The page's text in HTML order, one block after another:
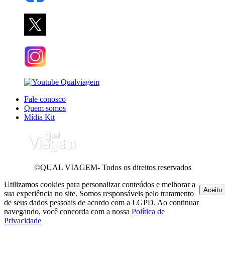
Fale conosco
Quem somos
Mídia Kit
©QUAL VIAGEM- Todos os direitos reservados
Utilizamos cookies para personalizar conteúdos e melhorar a
sua experiência no site. Somos responsáveis pelo tratamento
de seus dados pessoais de acordo com a LGPD. Ao continuar
navegando, você concorda com a nossa Política de
Privacidade
Aceito